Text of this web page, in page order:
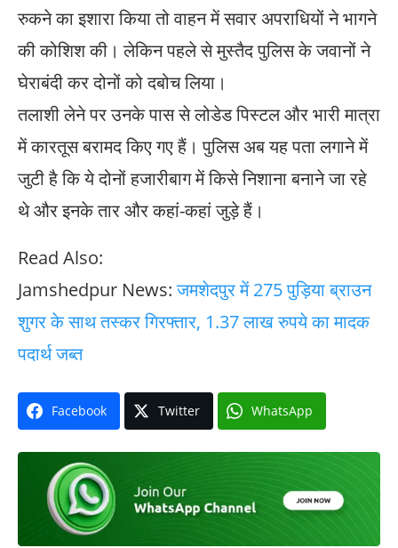
रुकने का इशारा किया तो वाहन में सवार अपराधियों ने भागने
की कोशिश की। लेकिन पहले से मुस्तैद पुलिस के जवानों ने
घेराबंदी कर दोनों को दबोच लिया।
तलाशी लेने पर उनके पास से लोडेड पिस्टल और भारी मात्रा
में कारतूस बरामद किए गए हैं। ​पुलिस अब यह पता लगाने में
जुटी है कि ये दोनों हजारीबाग में किसे निशाना बनाने जा रहे
थे और इनके तार और कहां-कहां जुड़े हैं।
Read Also:
Jamshedpur News:जमशेदपुर में 275 पुड़िया ब्राउन
शुगर के साथ तस्कर गिरफ्तार, 1.37 लाख रुपये का मादक
पदार्थ जब्त
Facebook Twitter WhatsApp